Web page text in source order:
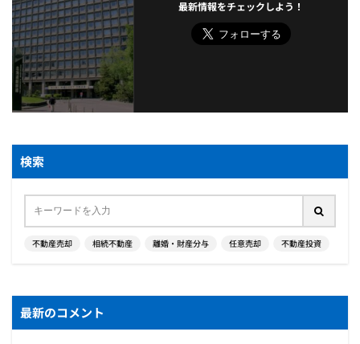
最新情報をチェックしよう！
検索
不動産売却 相続不動産 離婚・財産分与 任意売却 不動産投資
最新のコメント